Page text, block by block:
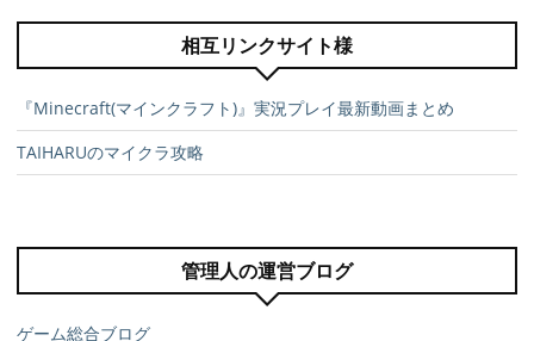
相互リンクサイト様
『Minecraft(マインクラフト)』実況プレイ最新動画まとめ
TAIHARUのマイクラ攻略
管理人の運営ブログ
ゲーム総合ブログ